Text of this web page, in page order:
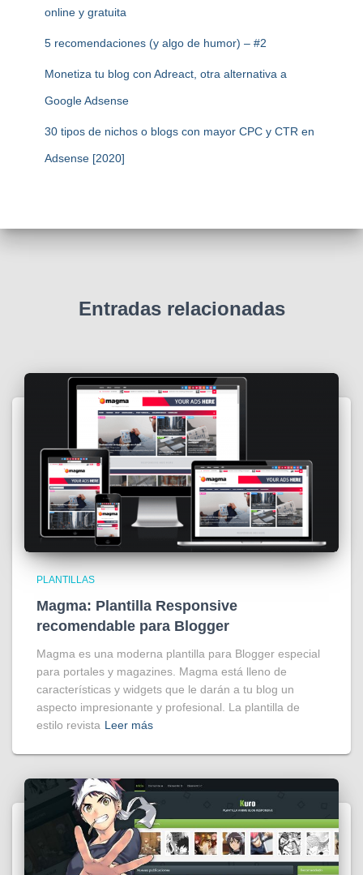
online y gratuita
5 recomendaciones (y algo de humor) – #2
Monetiza tu blog con Adreact, otra alternativa a
Google Adsense
30 tipos de nichos o blogs con mayor CPC y CTR en
Adsense [2020]
Entradas relacionadas
PLANTILLAS
Magma: Plantilla Responsive
recomendable para Blogger
Magma es una moderna plantilla para Blogger especial
para portales y magazines. Magma está lleno de
características y widgets que le darán a tu blog un
aspecto impresionante y profesional. La plantilla de
estilo revista Leer más